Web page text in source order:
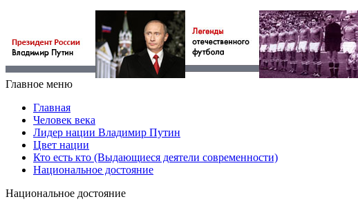
Главное меню
Главная
Человек века
Лидер нации Владимир Путин
Цвет нации
Кто есть кто (Выдающиеся деятели современности)
Национальное достояние
Национальное достояние